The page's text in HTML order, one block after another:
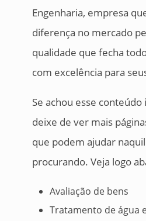
Engenharia, empresa
diferença no mercado
qualidade que fecha
com excelência para
Se achou esse
deixe de ver mais
que podem ajudar
procurando. Veja logo
Avaliação de bens
Tratamento de água